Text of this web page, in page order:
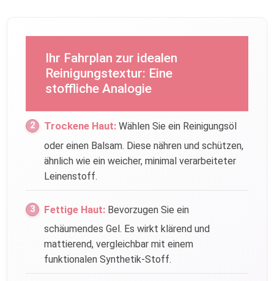
Ihr Fahrplan zur idealen
Reinigungstextur: Eine
stoffliche Analogie
Trockene Haut: Wählen Sie ein Reinigungsöl
oder einen Balsam. Diese nähren und schützen,
ähnlich wie ein weicher, minimal verarbeiteter
Leinenstoff.
Fettige Haut: Bevorzugen Sie ein
schäumendes Gel. Es wirkt klärend und
mattierend, vergleichbar mit einem
funktionalen Synthetik-Stoff.